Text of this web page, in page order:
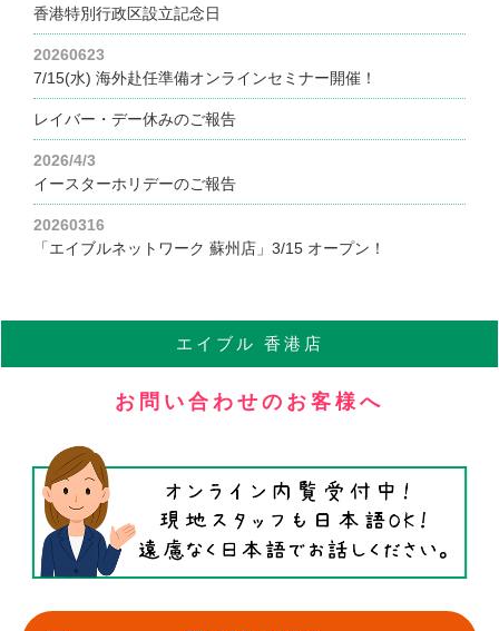
香港特別行政区設立記念日
20260623
7/15(水) 海外赴任準備オンラインセミナー開催！
レイバー・デー休みのご報告
2026/4/3
イースターホリデーのご報告
20260316
「エイブルネットワーク 蘇州店」3/15 オープン！
エイブル 香港店
お問い合わせのお客様へ